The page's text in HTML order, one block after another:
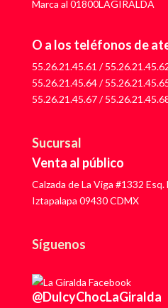
Marca al 01800LAGIRALDA
O a los teléfonos de
55.26.21.45.61 /
55.26.21.45.64/
55.26.21.45.67/
Sucursal
Venta al público
Calzada de La Viga #1332
Iztapalapa 09430 CDMX
Síguenos
@DulcyChocLaGiralda